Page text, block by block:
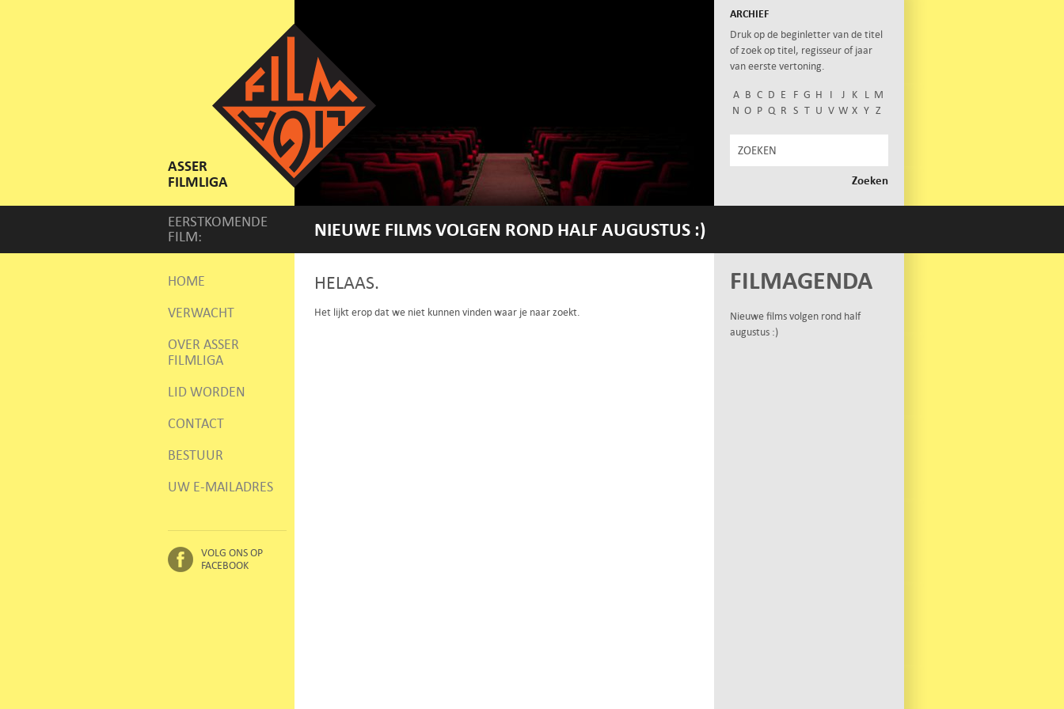
ASSER
FILMLIGA
ARCHIEF
Druk op de beginletter van de titel
of zoek op titel, regisseur of jaar
van eerste vertoning.
A B C D E F G H I J K L M
N O P Q R S T U V W X Y Z
EERSTKOMENDE
FILM:
NIEUWE FILMS VOLGEN ROND HALF AUGUSTUS :)
HOME
VERWACHT
OVER ASSER
FILMLIGA
LID WORDEN
CONTACT
BESTUUR
UW E-MAILADRES
VOLG ONS OP
FACEBOOK
HELAAS.
Het lijkt erop dat we niet kunnen vinden waar je naar zoekt.
FILMAGENDA
Nieuwe films volgen rond half
augustus :)